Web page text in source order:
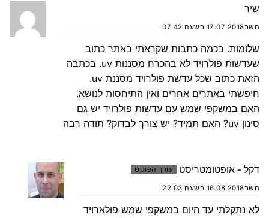
שיר
17.07.2018 בשעה 07:42השב
שלומות. בכמה כתבות שקראתי באתר כתוב
שעדשות פולרויד לא בהכרח מסננות uv. בכתבה
הזאת כתוב שכל עדשת פולרויד מסננת uv.
חיפשתי באתרים אחרים ואין התיחסות לנושא.
האם במשקפי שמש עם עדשות פולרויד יש גם
סינון uv? האם תמיד? יש צורך לבדוק? תודה רבה
דקל - אופטומטריסט עורך הפוסט
16.08.2018 בשעה 22:03השב
לא נתקלתי עד היום במשקפי שמש פולארויד